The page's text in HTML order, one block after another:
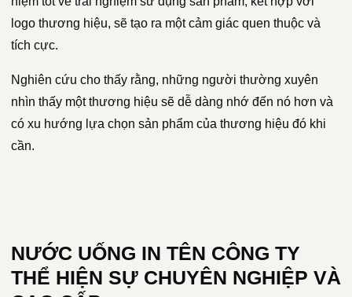
logo thương hiệu, sẽ tạo ra một cảm giác quen thuộc và
tích cực.
Nghiên cứu cho thấy rằng, những người thường xuyên
nhìn thấy một thương hiệu sẽ dễ dàng nhớ đến nó hơn và
có xu hướng lựa chọn sản phẩm của thương hiệu đó khi
cần.
NƯỚC UỐNG IN TÊN CÔNG TY
THỂ HIỆN SỰ CHUYÊN NGHIỆP VÀ